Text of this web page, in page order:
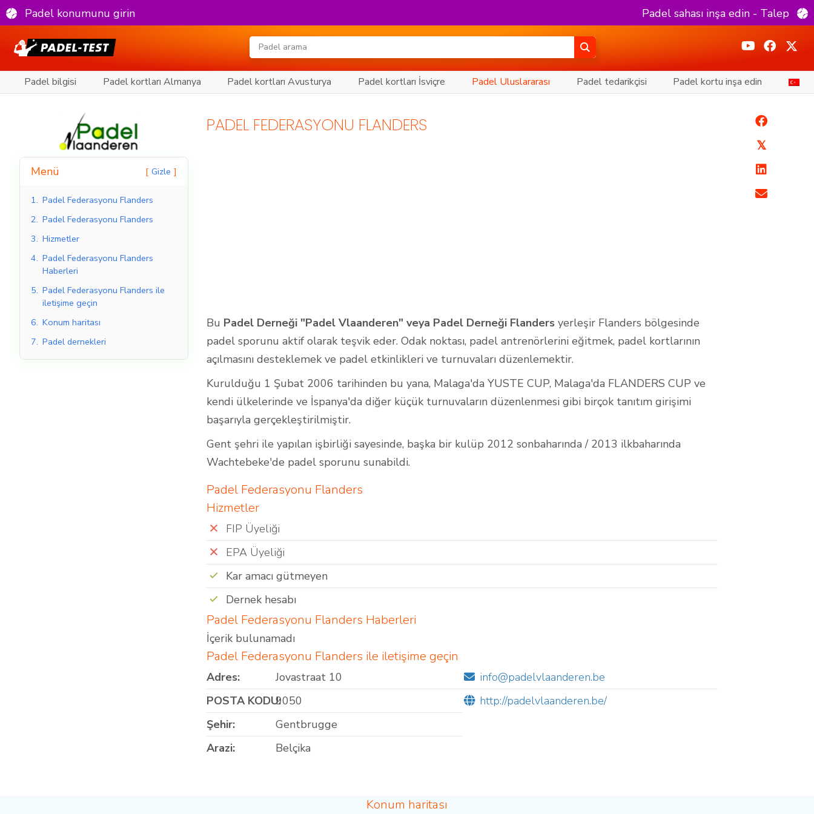
Padel konumunu girin Padel sahası inşa edin - Talep
Padel bilgisi Padel kortları Almanya Padel kortları Avusturya Padel kortları İsviçre Padel Uluslararası Padel tedarikçisi Padel kortu inşa edin
Menü Gizle
1. Padel Federasyonu Flanders
2. Padel Federasyonu Flanders
3. Hizmetler
4. Padel Federasyonu Flanders
Haberleri
5. Padel Federasyonu Flanders ile
iletişime geçin
6. Konum haritası
7. Padel dernekleri
PADEL FEDERASYONU FLANDERS
Bu Padel Derneği "Padel Vlaanderen" veya Padel Derneği Flanders yerleşir Flanders bölgesinde
padel sporunu aktif olarak teşvik eder. Odak noktası, padel antrenörlerini eğitmek, padel kortlarının
açılmasını desteklemek ve padel etkinlikleri ve turnuvaları düzenlemektir.
Kurulduğu 1 Şubat 2006 tarihinden bu yana, Malaga'da YUSTE CUP, Malaga'da FLANDERS CUP ve
kendi ülkelerinde ve İspanya'da diğer küçük turnuvaların düzenlenmesi gibi birçok tanıtım girişimi
başarıyla gerçekleştirilmiştir.
Gent şehri ile yapılan işbirliği sayesinde, başka bir kulüp 2012 sonbaharında / 2013 ilkbaharında
Wachtebeke'de padel sporunu sunabildi.
Padel Federasyonu Flanders
Hizmetler
FIP Üyeliği
EPA Üyeliği
Kar amacı gütmeyen
Dernek hesabı
Padel Federasyonu Flanders Haberleri
İçerik bulunamadı
Padel Federasyonu Flanders ile iletişime geçin
Adres:
Jovastraat 10
POSTA KODU:9050
Şehir:
Gentbrugge
Arazi:
Belçika
info@padelvlaanderen.be
http://padelvlaanderen.be/
𝕏
Konum haritası